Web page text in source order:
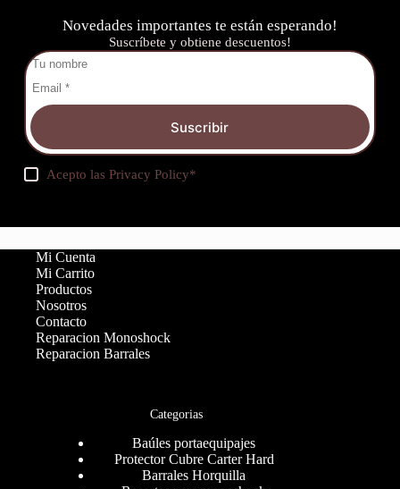
Novedades importantes te están esperando!
Suscríbete y obtiene descuentos!
Suscribir
Acepto lasPrivacy Policy*
Mi Cuenta
Mi Carrito
Productos
Nosotros
Contacto
Reparacion Monoshock
Reparacion Barrales
Categorias
Baúles portaequipajes
Protector Cubre Carter Hard
Barrales Horquilla